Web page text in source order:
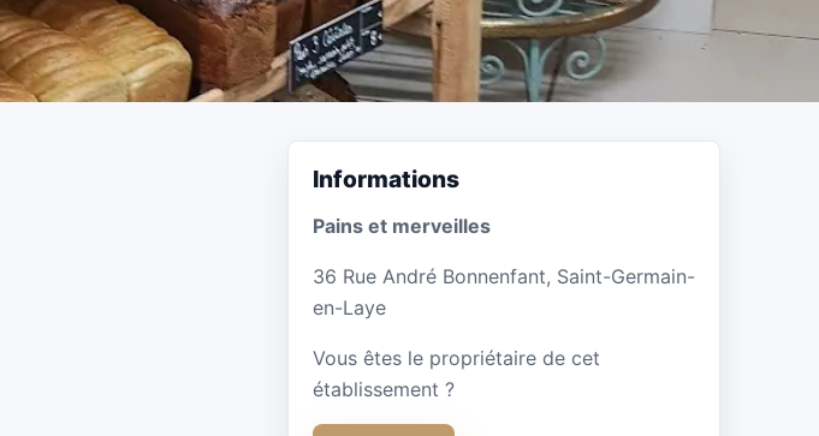
Informations
Pains et merveilles
36 Rue André Bonnenfant, Saint-Germain-
en-Laye
Vous êtes le propriétaire de cet
établissement ?